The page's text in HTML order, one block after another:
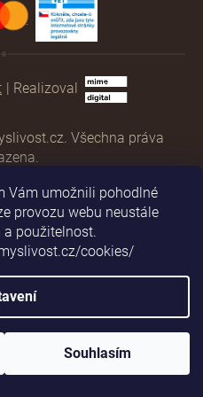
Vám umožnili pohodlné
provozu webu neustále
a použitelnost.
cookies/
Souhlasím
| Realizoval
. Všechna práva